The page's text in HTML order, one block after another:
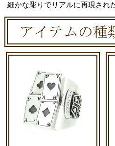
細かな彫りでリアルに再現され